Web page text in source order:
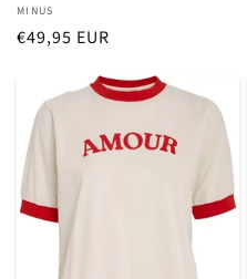
Verkoper:
MINUS
Normale
€49,95 EUR